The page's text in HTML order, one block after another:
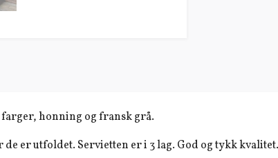
honning og fransk grå.
de er utfoldet. Servietten er i 3 lag. God og tykk